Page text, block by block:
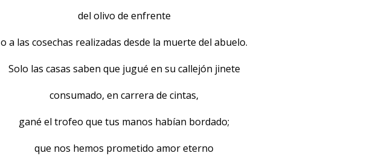
del olivo de enfrente
o a las cosechas realizadas desde la muerte del abuelo.
Solo las casas saben que jugué en su callejón jinete
consumado, en carrera de cintas,
gané el trofeo que tus manos habían bordado;
que nos hemos prometido amor eterno